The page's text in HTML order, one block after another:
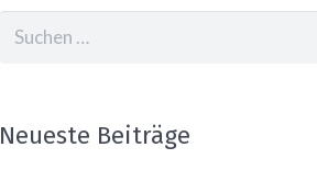
Suchen
Neueste Beiträge